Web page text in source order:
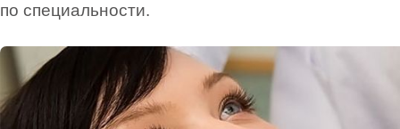
по специальности.